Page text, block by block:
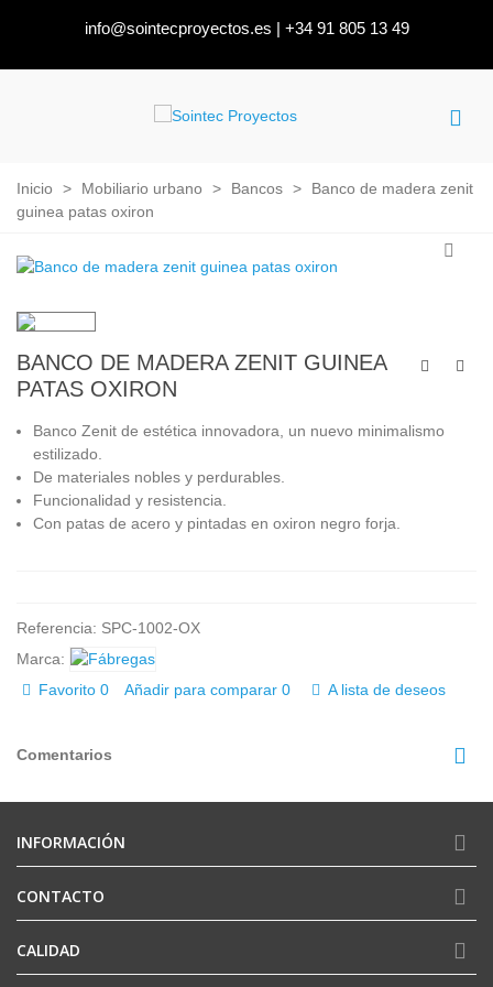
info@sointecproyectos.es | +34 91 805 13 49
Inicio > Mobiliario urbano > Bancos >
Banco de madera zenit
guinea patas oxiron
BANCO DE MADERA ZENIT GUINEA
PATAS OXIRON
Banco Zenit de estética innovadora, un nuevo minimalismo
estilizado.
De materiales nobles y perdurables.
Funcionalidad y resistencia.
Con patas de acero y pintadas en oxiron negro forja.
Referencia: SPC-1002-OX
Marca:
Favorito 0 Añadir para comparar 0 A lista de deseos
Comentarios
INFORMACIÓN
CONTACTO
CALIDAD